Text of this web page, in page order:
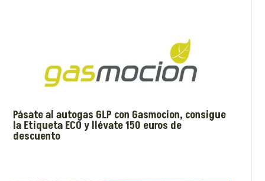
Pásate al autogas GLP con Gasmocion, consigue
la Etiqueta ECO y llévate 150 euros de
descuento